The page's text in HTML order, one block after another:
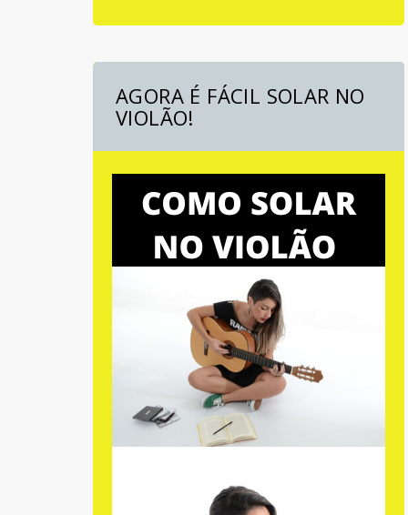
AGORA É FÁCIL SOLAR NO
VIOLÃO!